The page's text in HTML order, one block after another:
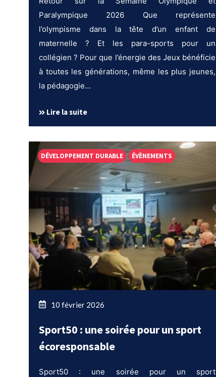
Paralympique 2026 Que représente
l’olympisme dans la tête d’un enfant de
maternelle ? Et les para-sports pour un
collégien ? Pour que l’énergie des Jeux bénéficie
à toutes les générations, même les plus jeunes,
la pédagogie…
Lire la suite
DÉVELOPPEMENT DURABLE ÉVÈNEMENTS
10 février 2026
Sport50 : une soirée pour un sport
écoresponsable
Sport50 : une soirée pour un sport